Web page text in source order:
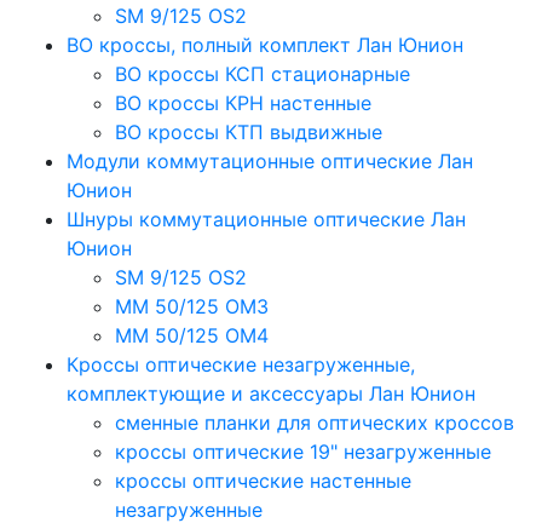
SM 9/125 OS2
ВО кроссы, полный комплект Лан Юнион
ВО кроссы КСП стационарные
ВО кроссы КРН настенные
ВО кроссы КТП выдвижные
Модули коммутационные оптические Лан
Юнион
Шнуры коммутационные оптические Лан
Юнион
SM 9/125 OS2
MM 50/125 OM3
MM 50/125 OM4
Кроссы оптические незагруженные,
комплектующие и аксессуары Лан Юнион
сменные планки для оптических кроссов
кроссы оптические 19" незагруженные
кроссы оптические настенные
незагруженные